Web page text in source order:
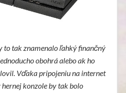
to tak znamenalo ľahký finančný
obohrá alebo ak ho
Vďaka pripojeniu na internet
konzole by tak bolo